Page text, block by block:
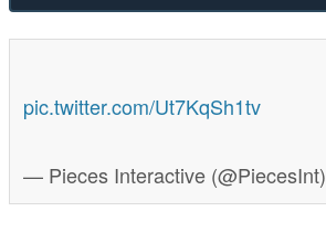
pic.twitter.com/Ut7KqSh1tv
— Pieces Interactive (@PiecesInt)